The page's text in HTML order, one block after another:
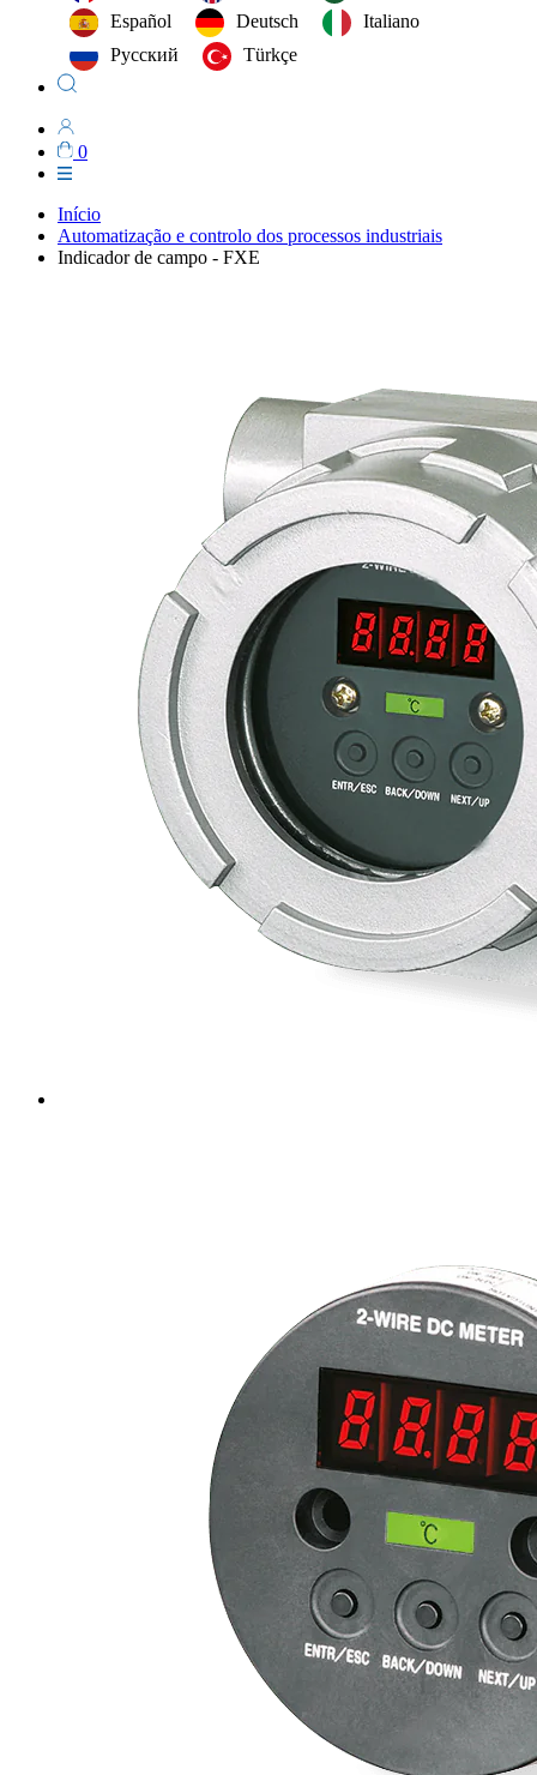
Español
Deutsch
Italiano
Русский
Türkçe
0
Início
Automatização e controlo dos processos industriais
Indicador de campo - FXE